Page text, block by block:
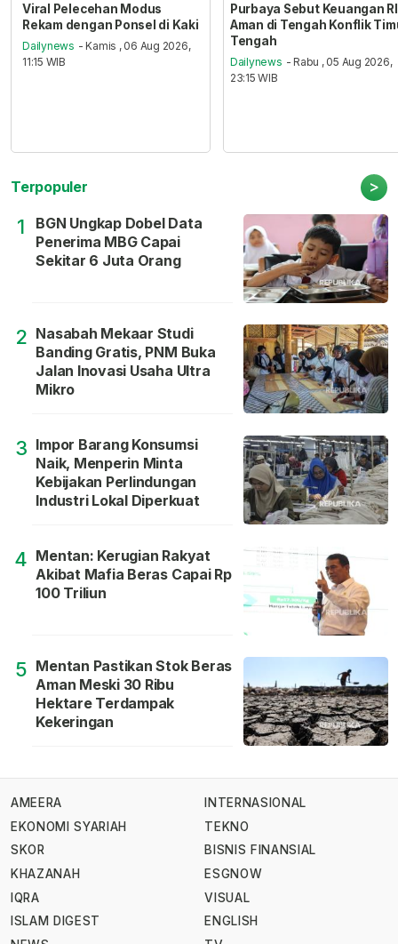
Viral Pelecehan Modus
Rekam dengan Ponsel di Kaki
Dailynews - Kamis , 06 Aug 2026,
11:15 WIB
Purbaya Sebut Keuangan RI
Aman di Tengah Konflik
Tengah
Dailynews - Rabu , 05 Aug 2026,
23:15 WIB
Terpopuler >
1
BGN Ungkap Dobel Data
Penerima MBG Capai
Sekitar 6 Juta Orang
2 Nasabah Mekaar Studi
Banding Gratis, PNM Buka
Jalan Inovasi Usaha Ultra
Mikro
3 Impor Barang Konsumsi
Naik, Menperin Minta
Kebijakan Perlindungan
Industri Lokal Diperkuat
4 Mentan: Kerugian Rakyat
Akibat Mafia Beras Capai Rp
100 Triliun
5 Mentan Pastikan Stok Beras
Aman Meski 30 Ribu
Hektare Terdampak
Kekeringan
AMEERA
EKONOMI SYARIAH
SKOR
KHAZANAH
IQRA
ISLAM DIGEST
INTERNASIONAL
TEKNO
BISNIS FINANSIAL
ESGNOW
VISUAL
ENGLISH